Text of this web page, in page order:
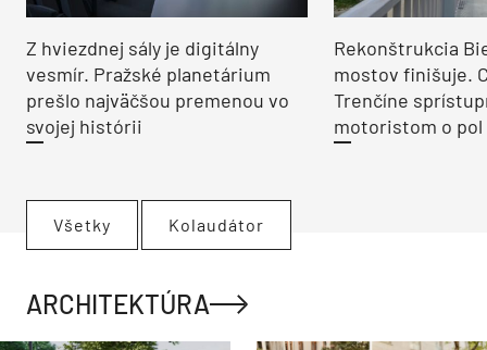
Z hviezdnej sály je digitálny
vesmír. Pražské planetárium
prešlo najväčšou premenou vo
svojej histórii
Rekonštrukcia
mostov finišuje.
Trenčíne
motoristom o pol
Všetky Kolaudátor
ARCHITEKTÚRA